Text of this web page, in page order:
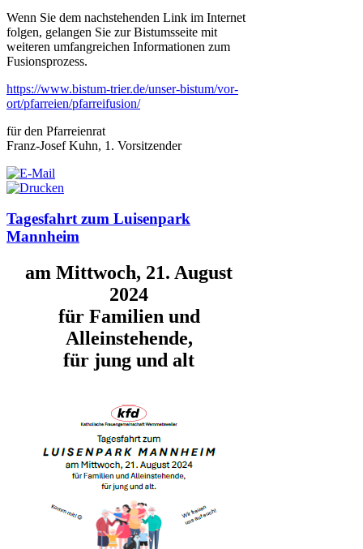
Wenn Sie dem nachstehenden Link im Internet
folgen, gelangen Sie zur Bistumsseite mit
weiteren umfangreichen Informationen zum
Fusionsprozess.
https://www.bistum-trier.de/unser-bistum/vor-
ort/pfarreien/pfarreifusion/
für den Pfarreienrat
Franz-Josef Kuhn, 1. Vorsitzender
Tagesfahrt zum Luisenpark
Mannheim
am Mittwoch, 21. August
2024
für Familien und
Alleinstehende,
für jung und alt